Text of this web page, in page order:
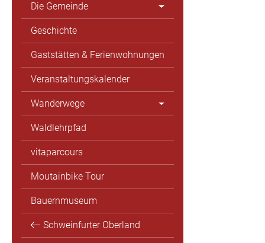
Die Gemeinde
Geschichte
Gaststätten & Ferienwohnungen
Veranstaltungskalender
Wanderwege
Waldlehrpfad
vitaparcours
Moutainbike Tour
Bauernmuseum
Schweinfurter Oberland